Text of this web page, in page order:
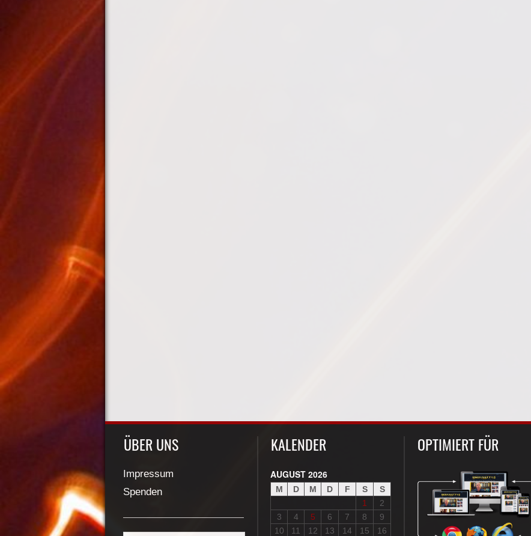
ÜBER UNS
Impressum
Spenden
KALENDER
AUGUST 2026
M D M D F S
S
1
2
3
4 5 6 7 8
9
10
11 12 13 14 15 16
OPTIMIERT FÜR